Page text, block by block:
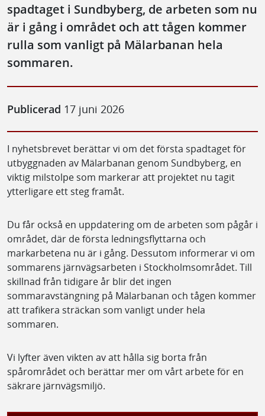
spadtaget i Sundbyberg, de arbeten som nu
är i gång i området och att tågen kommer
rulla som vanligt på Mälarbanan hela
sommaren.
Publicerad 17 juni 2026
I nyhetsbrevet berättar vi om det första spadtaget för
utbyggnaden av Mälarbanan genom Sundbyberg, en
viktig milstolpe som markerar att projektet nu tagit
ytterligare ett steg framåt.
Du får också en uppdatering om de arbeten som pågår i
området, där de första ledningsflyttarna och
markarbetena nu är i gång. Dessutom informerar vi om
sommarens järnvägsarbeten i Stockholmsområdet. Till
skillnad från tidigare år blir det ingen
sommaravstängning på Mälarbanan och tågen kommer
att trafikera sträckan som vanligt under hela
sommaren.
Vi lyfter även vikten av att hålla sig borta från
spårområdet och berättar mer om vårt arbete för en
säkrare järnvägsmiljö.